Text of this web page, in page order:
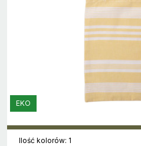
EKO
Ilość kolorów: 1